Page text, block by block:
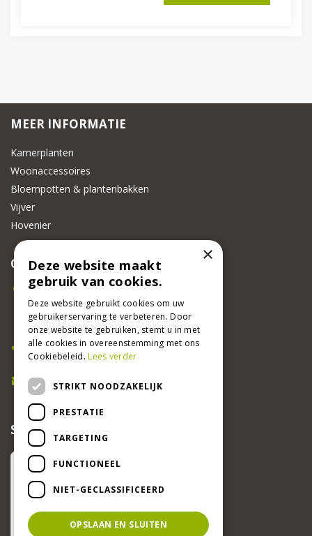
MEER INFORMATIE
Kamerplanten
Woonaccessoires
Bloempotten & plantenbakken
Vijver
Hovenier
CONTACT
Beeker Tuincentrum
Adsteeg 31
6191 PW Beek
Bel ons
046 437 2881
E-mail
info@beekertuincentrum.nl
SCHRIJF EEN RECENSIE EN WIN!
×
Deze website maakt
gebruik van cookies.
Deze website gebruikt cookies om uw
gebruikerservaring te verbeteren. Door
onze website te gebruiken, stemt u in met
alle cookies in overeenstemming met ons
Cookiebeleid.Lees verder
STRIKT NOODZAKELIJK
PRESTATIE
TARGETING
FUNCTIONEEL
NIET-GECLASSIFICEERD
OPSLAAN EN SLUITEN